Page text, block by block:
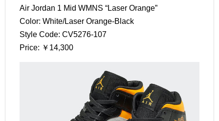
Air Jordan 1 Mid WMNS “Laser Orange”
Color: White/Laser Orange-Black
Style Code: CV5276-107
Price: ￥14,300